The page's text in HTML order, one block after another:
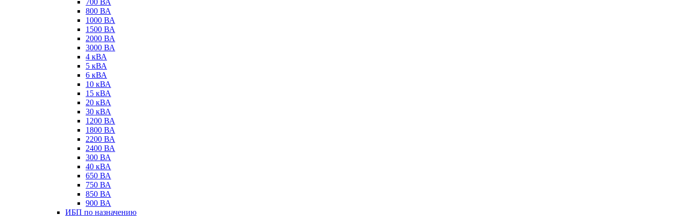
700 ВА
800 ВА
1000 ВА
1500 ВА
2000 ВА
3000 ВА
4 кВА
5 кВА
6 кВА
10 кВА
15 кВА
20 кВА
30 кВА
1200 ВА
1800 ВА
2200 ВА
2400 ВА
300 ВА
40 кВА
650 ВА
750 ВА
850 ВА
900 ВА
ИБП по назначению